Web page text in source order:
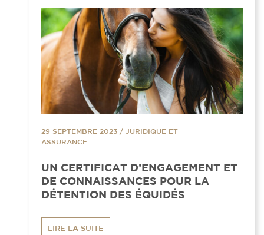
29 SEPTEMBRE 2023 / JURIDIQUE ET
ASSURANCE
UN CERTIFICAT D’ENGAGEMENT ET
DE CONNAISSANCES POUR LA
DÉTENTION DES ÉQUIDÉS
LIRE LA SUITE